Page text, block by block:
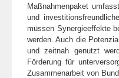
Maßnahmenpaket
und
müssen Synergieeffekte
werden. Auch die
und zeitnah genutzt
Förderung für
Zusammenarbeit von